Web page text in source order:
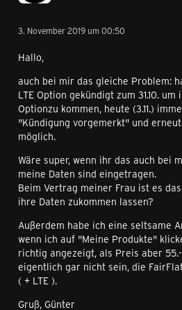
3. November 2019 um 00:50
Hallo,
auch bei mir das gleiche Problem:
LTE Option gekündigt zum 31.10. um
Optionzu kommen, heute (3.11.)
"Kündigung vorgemerkt" und
möglich.
Wäre super, wenn ihr das auch bei
meine Daten sind eingetragen.
Beim Vertrag meiner Frau ist es
ihre Daten zukommen lassen?
Außerdem habe ich eine seltsame
wenn ich auf "Meine Produkte"
richtig angezeigt, als Preis aber
eigentlich gar nicht sein, die
( + LTE ).
Gruß, Günter